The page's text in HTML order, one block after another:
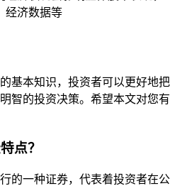
经济数据等
基本知识，投资者可以更好地把
智的投资决策。希望本文对您有
点？
的一种证券，代表着投资者在公